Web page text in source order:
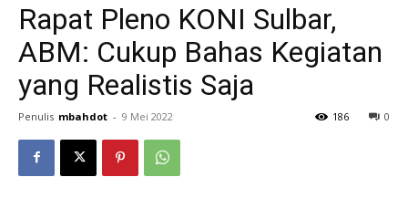
Rapat Pleno KONI Sulbar,
ABM: Cukup Bahas Kegiatan
yang Realistis Saja
Penulis mbahdot - 9 Mei 2022 0
186